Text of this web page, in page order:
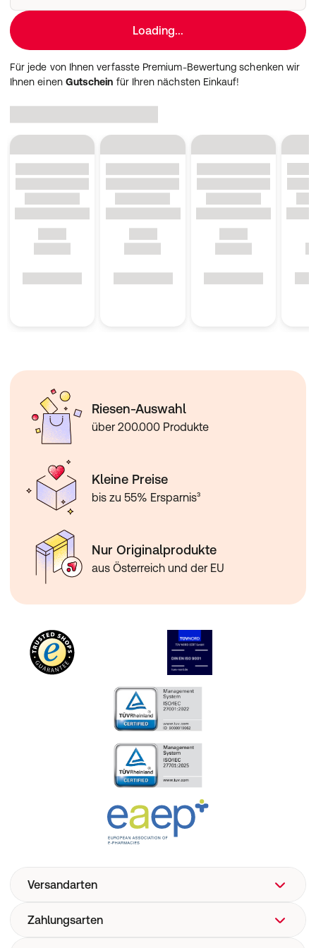
Hexapeptide-1, Dextran, Calcium Gluconate.
Oxides), Copernicia Cerifera Cera (Copernicia Cerifera
(Carnauba) Wax, Cire de Carnauba), Euphorbia Cerifera
Glyceryl Stearate, Cetearyl Alcohol, C12-15 Alkyl
Oil, CI 77492 (Iron Oxides), Glyceryl Caprylate, Pentylene
Glycol, Acacia Senegal Gum, Xanthan Gum, Potassium
Hydroxide, Propanediol, Magnolia Officinalis Bark
Extract, Alcohol Denat., Lecithin, Amaranthus Caudatus
Seed Extract, Sorbitan Laurate, Sodium Phytate, C18-36
Gluconolactone, Helianthus Annuus (Sunflower) Seed
Tripeptide-1, Citric Acid, Palmitoyl Tetrapeptide-7, Acetyl
Hexapeptide-1, Dextran, Calcium Gluconate
Loading...
Für jede von Ihnen verfasste Premium-Bewertung schenken wir
Ihnen einen Gutschein für Ihren nächsten Einkauf!
Riesen-Auswahl
über 200.000 Produkte
Kleine Preise
bis zu 55% Ersparnis³
Nur Originalprodukte
aus Österreich und der EU
Versandarten
Zahlungsarten